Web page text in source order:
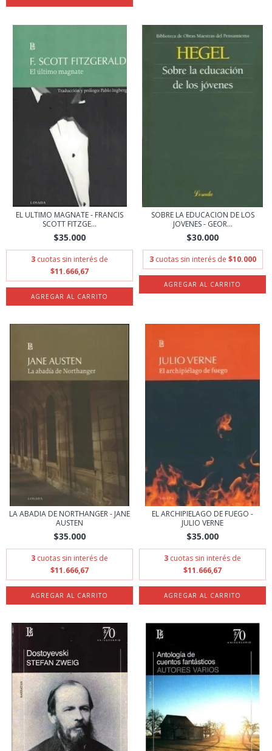
EL ULTIMO MAGNATE - FRANCIS
SCOTT FITZGE...
$35.000
3 cuotas sin interés de
$11.666,67
SOBRE LA EDUCACION DE LOS
JOVENES - GEOR...
$30.000
3 cuotas sin interés de $10.000
LA ABADIA DE NORTHANGER - JANE
AUSTEN
$35.000
3 cuotas sin interés de
$11.666,67
EL ARCHIPIELAGO DE FUEGO -
JULIO VERNE
$35.000
3 cuotas sin interés de
$11.666,67